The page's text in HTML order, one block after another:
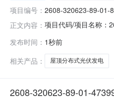
项目编号： 2608-320623-89-01-
正文内容： 项目代码/项目名称：
发布时间： 1秒前
相关产品：
屋顶分布式光伏发电
2608-320623-89-01-